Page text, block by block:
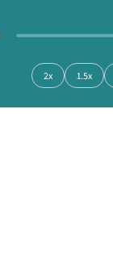
1.5x
2x